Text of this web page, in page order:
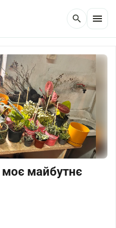
search menu
майбутнє